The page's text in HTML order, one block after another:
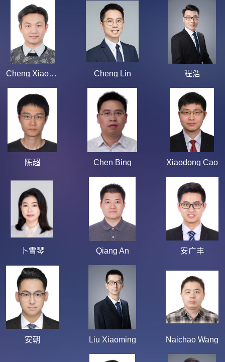
Cheng Xiaoquan Cheng Lin 程浩
陈超 Chen Bing Xiaodong Cao
卜雪琴 Qiang An 安广丰
安朝 Liu Xiaoming Naichao Wang